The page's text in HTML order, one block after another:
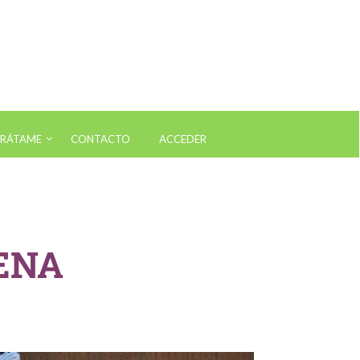
Vitaminas y Suplementos
CONTACTO ACCEDER